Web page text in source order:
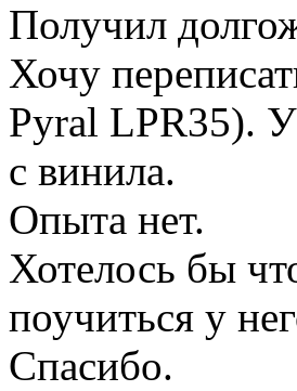
Получил
Хочу
Pyral LPR35). У
с винила.
Опыта нет.
Хотелось бы
поучиться у
Спасибо.